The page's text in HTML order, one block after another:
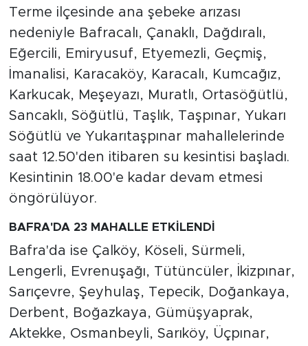
Terme ilçesinde ana şebeke arızası
nedeniyle Bafracalı, Çanaklı, Dağdıralı,
Eğercili, Emiryusuf, Etyemezli, Geçmiş,
İmanalisi, Karacaköy, Karacalı, Kumcağız,
Karkucak, Meşeyazı, Muratlı, Ortasöğütlü,
Sancaklı, Söğütlü, Taşlık, Taşpınar, Yukarı
Söğütlü ve Yukarıtaşpınar mahallelerinde
saat 12.50'den itibaren su kesintisi başladı.
Kesintinin 18.00'e kadar devam etmesi
öngörülüyor.
BAFRA'DA 23 MAHALLE ETKİLENDİ
Bafra'da ise Çalköy, Köseli, Sürmeli,
Lengerli, Evrenuşağı, Tütüncüler, İkizpınar,
Sarıçevre, Şeyhulaş, Tepecik, Doğankaya,
Derbent, Boğazkaya, Gümüşyaprak,
Aktekke, Osmanbeyli, Sarıköy, Üçpınar,